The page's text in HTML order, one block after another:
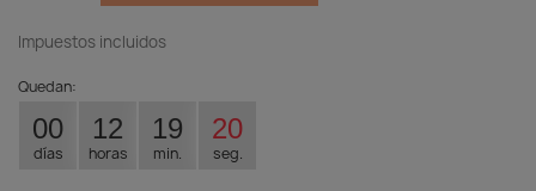
Impuestos incluidos
Quedan:
00
días
12
horas
19
min.
20
seg.